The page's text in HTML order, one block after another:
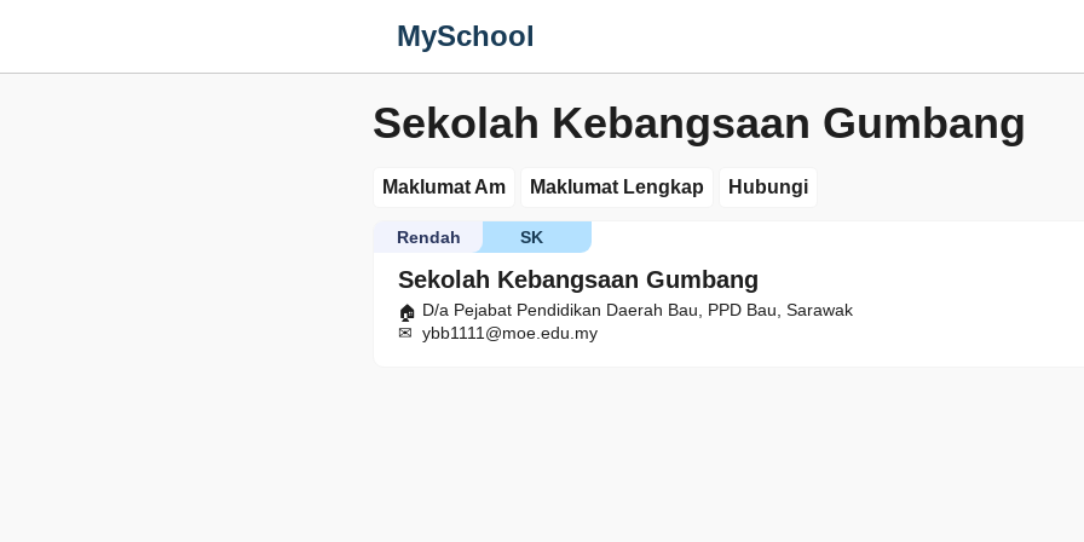
MySchool
Sekolah Kebangsaan Gumbang
Maklumat Am Maklumat Lengkap Hubungi
Sekolah Kebangsaan Gumbang
SK
Rendah
D/a Pejabat Pendidikan Daerah Bau, PPD Bau, Sarawak
ybb1111@moe.edu.my